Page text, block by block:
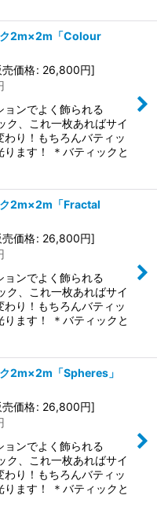
ク2m×2m「Colour
価格: 26,800円]
ンでよく飾られる
ク、これ一枚あればサイ
り！もちろんバティッ
ます！ ＊バティックと
ク2m×2m「Fractal
価格: 26,800円]
ンでよく飾られる
ク、これ一枚あればサイ
り！もちろんバティッ
ます！ ＊バティックと
2m×2m「Spheres」
価格: 26,800円]
ンでよく飾られる
ク、これ一枚あればサイ
り！もちろんバティッ
ます！ ＊バティックと